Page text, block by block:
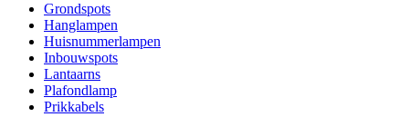
Grondspots
Hanglampen
Huisnummerlampen
Inbouwspots
Lantaarns
Plafondlamp
Prikkabels